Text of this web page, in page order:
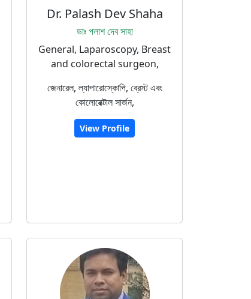
Dr. Palash Dev Shaha
ডাঃ পলাশ দেব সাহা
General, Laparoscopy, Breast
and colorectal surgeon,
জেনারেল, ল্যাপারোস্কোপি, ব্রেস্ট এবং
কোলোরেক্টাল সার্জন,
View Profile